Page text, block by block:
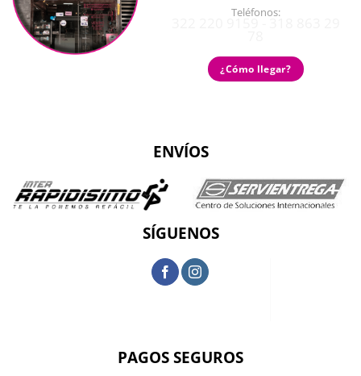
Teléfonos:
¿Cómo llegar?
ENVÍOS
SÍGUENOS
PAGOS SEGUROS